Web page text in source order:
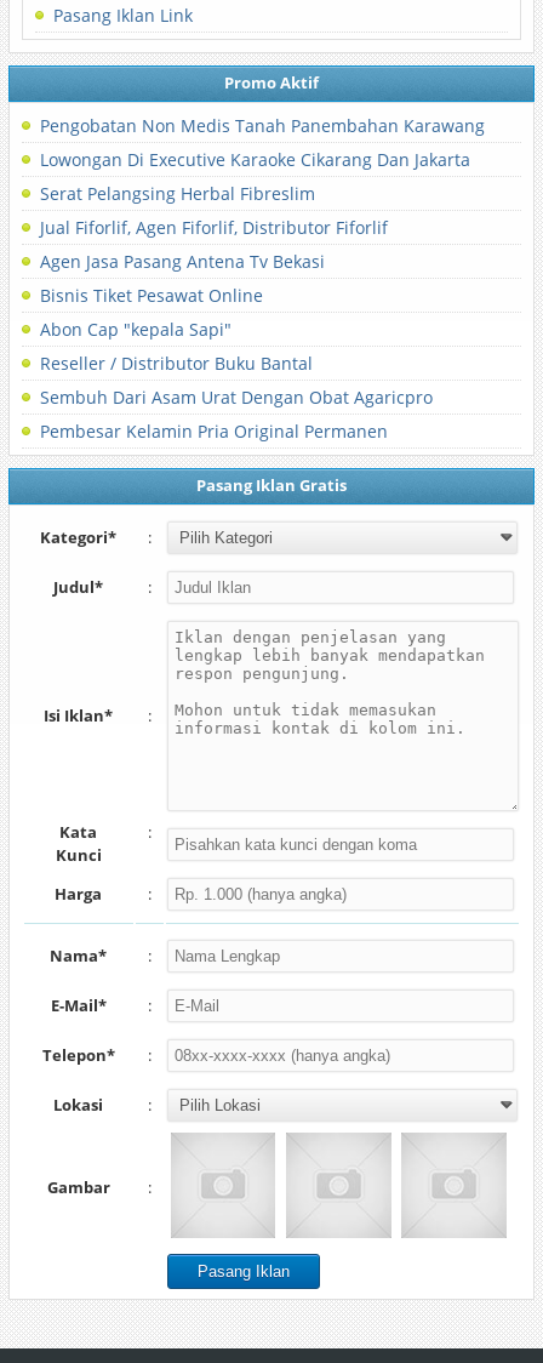
Pasang Iklan Link
Promo Aktif
Pengobatan Non Medis Tanah Panembahan Karawang
Lowongan Di Executive Karaoke Cikarang Dan Jakarta
Serat Pelangsing Herbal Fibreslim
Jual Fiforlif, Agen Fiforlif, Distributor Fiforlif
Agen Jasa Pasang Antena Tv Bekasi
Bisnis Tiket Pesawat Online
Abon Cap "kepala Sapi"
Reseller / Distributor Buku Bantal
Sembuh Dari Asam Urat Dengan Obat Agaricpro
Pembesar Kelamin Pria Original Permanen
Pasang Iklan Gratis
Kategori* :
Judul* :
Isi Iklan* :
Kata
Kunci
:
Harga :
Nama* :
E-Mail* :
Telepon* :
Lokasi :
Gambar :